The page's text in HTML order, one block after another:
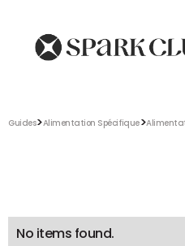
Guides>Alimentation Spécifique>
No items found.